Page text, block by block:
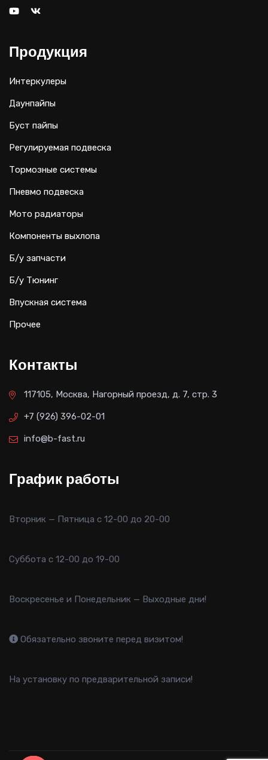
Продукция
Интеркулеры
Даунпайпы
Буст пайпы
Регулируемая подвеска
Тормозные системы
Пневмо подвеска
Мото радиаторы
Компоненты выхлопа
Б/у запчасти
Б/у Тюнинг
Впускная система
Прочее
Контакты
117105, Москва, Нагорный проезд, д. 7, стр. 3
+7 (926) 396-02-01
info@b-fast.ru
График работы
Вторник — Пятница с 12-00 до 20-00
Суббота с 12-00 до 19-00
Воскресенье и Понедельник — Выходные дни!
Обязательно звоните перед визитом!
На установку по предварительной записи!